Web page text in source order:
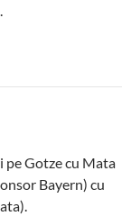
pe Gotze cu Mata
Bayern) cu